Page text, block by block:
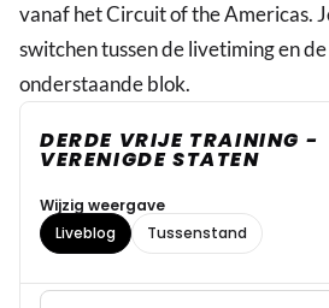
vanaf het Circuit of the Americas.
switchen tussen de livetiming en
onderstaande blok.
DERDE VRIJE TRAINING -
VERENIGDE STATEN
Wijzig weergave
Liveblog
Tussenstand